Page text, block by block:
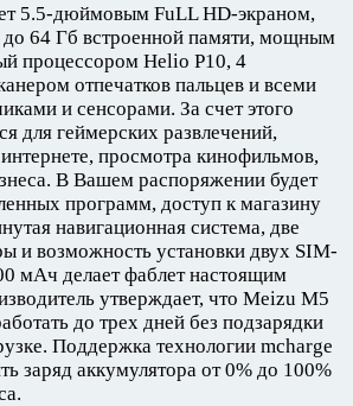
5.5-дюймовым FuLL HD-экраном,
64 Гб встроенной памяти, мощным
процессором Helio P10, 4
отпечатков пальцев и всеми
и сенсорами. За счет этого
для геймерских развлечений,
просмотра кинофильмов,
В Вашем распоряжении будет
программ, доступ к магазину
навигационная система, две
и возможность установки двух SIM-
мАч делает фаблет настоящим
утверждает, что Meizu M5
до трех дней без подзарядки
Поддержка технологии mcharge
заряд аккумулятора от 0% до 100%